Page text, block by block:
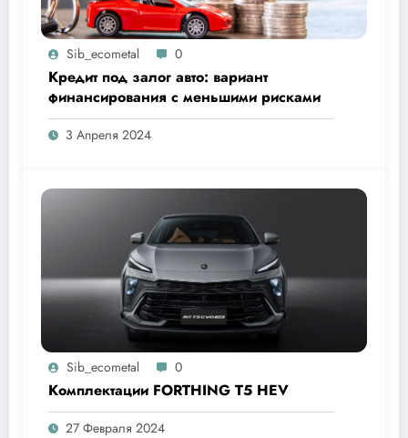
Sib_ecometal 0
Кредит под залог авто: вариант
финансирования с меньшими рисками
3 Апреля 2024
Sib_ecometal 0
Комплектации FORTHING T5 HEV
27 Февраля 2024